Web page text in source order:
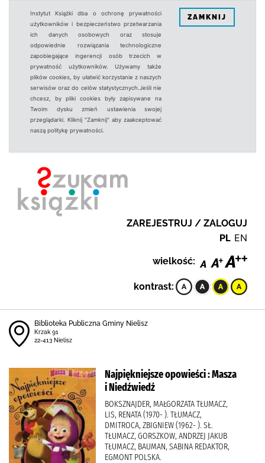
Instytut Książki dba o ochronę prywatności
użytkowników i bezpieczeństwo przetwarzania
ich danych osobowych oraz stosuje
odpowiednie rozwiązania technologiczne
zapobiegające ingerencji osób trzecich w
prywatność użytkowników. Używamy także
plików cookies, by ułatwić korzystanie z naszych
serwisów oraz do celów statystycznych.Jeśli nie
chcesz, by pliki cookies były zapisywane na
Twoim dysku zmień ustawienia swojej
przeglądarki. Kliknij "Zamknij" aby zaakceptować
naszą politykę prywatności.
ZAMKNIJ
ZAREJESTRUJ / ZALOGUJ
PL EN
wielkość:
kontrast:
Biblioteka Publiczna Gminy Nielisz
Krzak 91
22-413 Nielisz
Najpiękniejsze opowieści : Masza
i Niedźwiedź
BOKSZNAJDER, MAŁGORZATA TŁUMACZ,
LIS, RENATA (1970- ). TŁUMACZ,
DMITROCA, ZBIGNIEW (1962- ). SŁ.
TŁUMACZ, GORSZKOW, ANDRZEJ JAKUB
TŁUMACZ, BAUMAN, SABINA REDAKTOR,
EGMONT POLSKA.